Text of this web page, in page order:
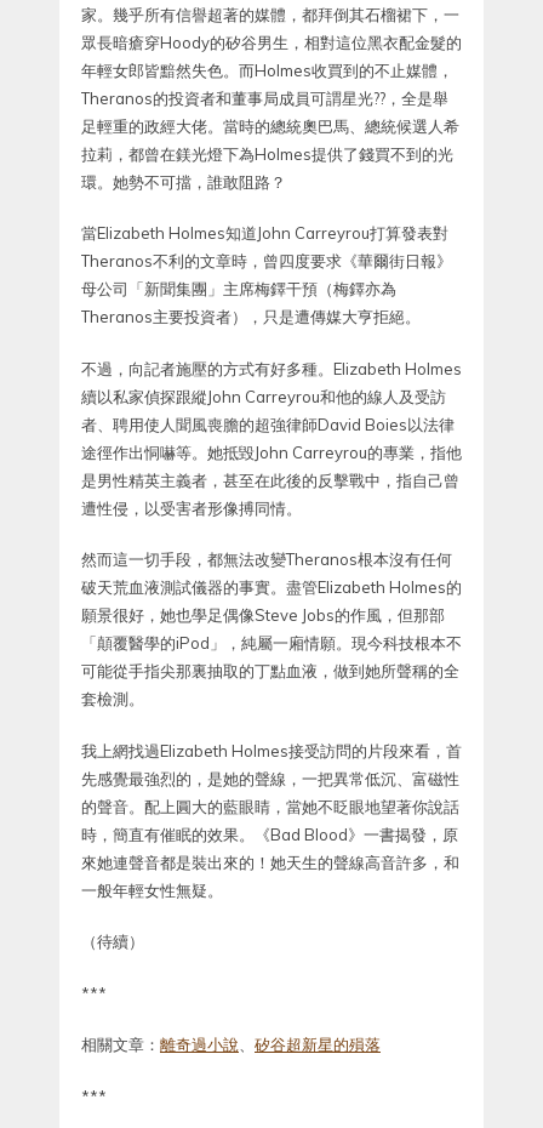
家。幾乎所有信譽超著的媒體，都拜倒其石榴裙下，一
眾長暗瘡穿Hoody的矽谷男生，相對這位黑衣配金髮的
年輕女郎皆黯然失色。而Holmes收買到的不止媒體，
Theranos的投資者和董事局成員可謂星光??，全是舉
足輕重的政經大佬。當時的總統奧巴馬、總統候選人希
拉莉，都曾在鎂光燈下為Holmes提供了錢買不到的光
環。她勢不可擋，誰敢阻路？
當Elizabeth Holmes知道John Carreyrou打算發表對
Theranos不利的文章時，曾四度要求《華爾街日報》
母公司「新聞集團」主席梅鐸干預（梅鐸亦為
Theranos主要投資者），只是遭傳媒大亨拒絕。
不過，向記者施壓的方式有好多種。Elizabeth Holmes
續以私家偵探跟縱John Carreyrou和他的線人及受訪
者、聘用使人聞風喪膽的超強律師David Boies以法律
途徑作出恫嚇等。她抵毀John Carreyrou的專業，指他
是男性精英主義者，甚至在此後的反擊戰中，指自己曾
遭性侵，以受害者形像搏同情。
然而這一切手段，都無法改變Theranos根本沒有任何
破天荒血液測試儀器的事實。盡管Elizabeth Holmes的
願景很好，她也學足偶像Steve Jobs的作風，但那部
「顛覆醫學的iPod」，純屬一廂情願。現今科技根本不
可能從手指尖那裏抽取的丁點血液，做到她所聲稱的全
套檢測。
我上網找過Elizabeth Holmes接受訪問的片段來看，首
先感覺最強烈的，是她的聲線，一把異常低沉、富磁性
的聲音。配上圓大的藍眼睛，當她不眨眼地望著你說話
時，簡直有催眠的效果。《Bad Blood》一書揭發，原
來她連聲音都是裝出來的！她天生的聲線高音許多，和
一般年輕女性無疑。
（待續）
***
相關文章： 離奇過小說 矽谷超新星的殞落
***